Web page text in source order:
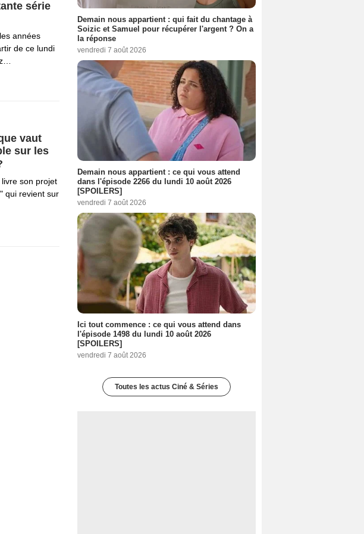
série
années
de ce lundi
vaut
sur les
son projet
qui revient sur
Demain nous appartient : qui fait du chantage à
Soizic et Samuel pour récupérer l'argent ? On a
la réponse
vendredi 7 août 2026
Demain nous appartient : ce qui vous attend
dans l'épisode 2266 du lundi 10 août 2026
[SPOILERS]
vendredi 7 août 2026
Ici tout commence : ce qui vous attend dans
l'épisode 1498 du lundi 10 août 2026
[SPOILERS]
vendredi 7 août 2026
Toutes les actus Ciné & Séries